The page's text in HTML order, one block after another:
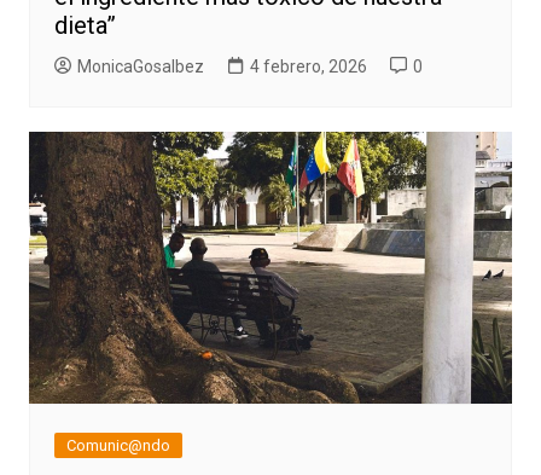
dieta”
MonicaGosalbez 4 febrero, 2026 0
Comunic@ndo